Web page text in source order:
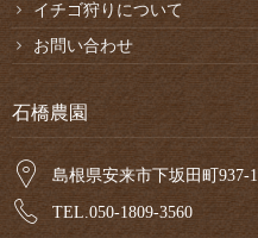
イチゴ狩りについて
お問い合わせ
石橋農園
島根県安来市下坂田町937-1
TEL.050-1809-3560